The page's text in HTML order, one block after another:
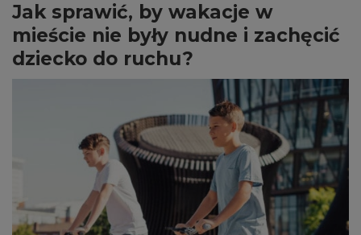
Jak sprawić, by wakacje w
mieście nie były nudne i zachęcić
dziecko do ruchu?